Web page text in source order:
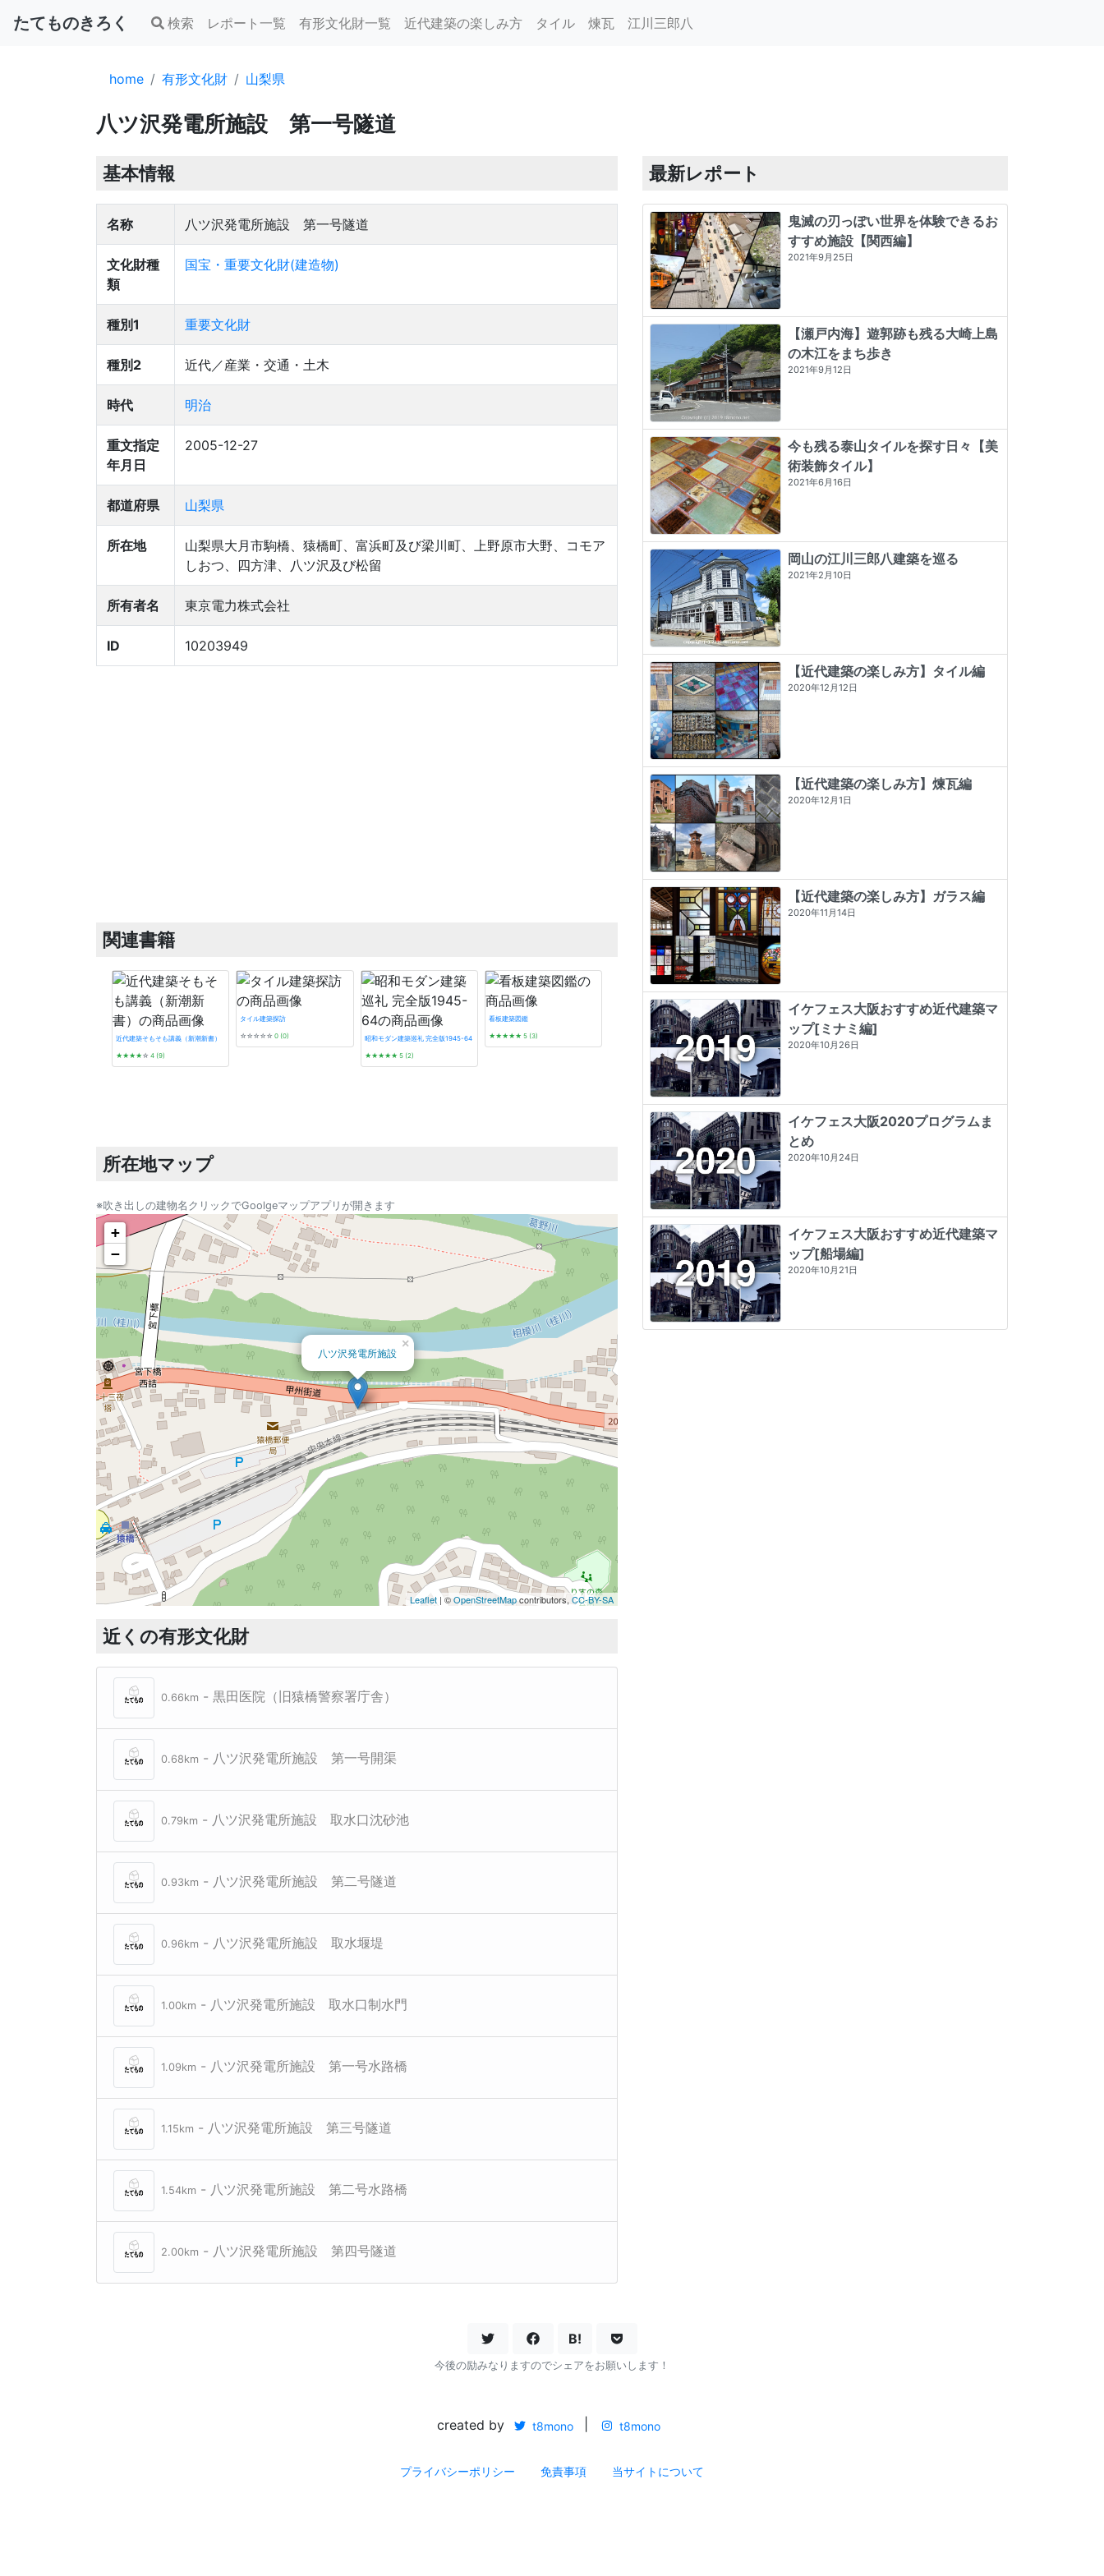
たてものきろく 検索 レポート一覧 有形文化財一覧 近代建築の楽しみ方 タイル 煉瓦 江川三郎八
home 有形文化財 山梨県
八ツ沢発電所施設 第一号隧道
基本情報
名称 八ツ沢発電所施設 第一号隧道
文化財種
類
国宝・重要文化財(建造物)
種別1 重要文化財
種別2 近代／産業・交通・土木
時代 明治
重文指定
年月日
2005-12-27
都道府県 山梨県
所在地
山梨県大月市駒橋、猿橋町、富浜町及び梁川町、上野原市大野、コモア
しおつ、四方津、八ツ沢及び松留
所有者名 東京電力株式会社
ID 10203949
関連書籍
近代建築そもそも講義（新潮新書）
★★★★☆ 4 (9)
タイル建築探訪
☆☆☆☆☆ 0 (0) 昭和モダン建築巡礼 完全版1945-64
★★★★★5 (2)
看板建築図鑑
★★★★★5 (3)
遊廓に泊まる (とんぼの本)
4 (20)
発掘 the OSAKA
☆☆☆☆☆0 (0)
ィチ作品集
★★★★★
所在地マップ
※吹き出しの建物名クリックでGoolgeマップアプリが開きます
八ツ沢発電所施設
×
+
−
Leaflet | ©OpenStreetMapcontributors, CC-BY-SA
近くの有形文化財
0.66km - 黒田医院（旧猿橋警察署庁舎）
0.68km - 八ツ沢発電所施設 第一号開渠
0.79km - 八ツ沢発電所施設 取水口沈砂池
0.93km - 八ツ沢発電所施設 第二号隧道
0.96km - 八ツ沢発電所施設 取水堰堤
1.00km - 八ツ沢発電所施設 取水口制水門
1.09km - 八ツ沢発電所施設 第一号水路橋
1.15km - 八ツ沢発電所施設 第三号隧道
1.54km - 八ツ沢発電所施設 第二号水路橋
2.00km - 八ツ沢発電所施設 第四号隧道
最新レポート
鬼滅の刃っぽい世界を体験できるお
すすめ施設【関西編】
2021年9月25日
【瀬戸内海】遊郭跡も残る大崎上島
の木江をまち歩き
2021年9月12日
今も残る泰山タイルを探す日々【美
術装飾タイル】
2021年6月16日
岡山の江川三郎八建築を巡る
2021年2月10日
【近代建築の楽しみ方】タイル編
2020年12月12日
【近代建築の楽しみ方】煉瓦編
2020年12月1日
【近代建築の楽しみ方】ガラス編
2020年11月14日
イケフェス大阪おすすめ近代建築マ
ップ[ミナミ編]
2020年10月26日
イケフェス大阪2020プログラムま
とめ
2020年10月24日
イケフェス大阪おすすめ近代建築マ
ップ[船場編]
2020年10月21日
B!
今後の励みなりますのでシェアをお願いします！
created by t8mono t8mono
プライバシーポリシー 免責事項 当サイトについて